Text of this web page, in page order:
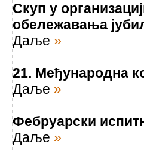
Скуп у
обележавања
Даље »
21. Meђународна
Даље »
Фебруарски
Даље »